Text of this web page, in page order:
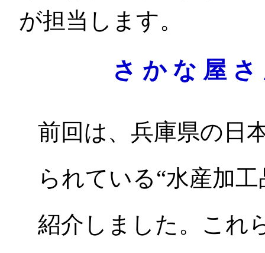
が担当します。
さ か な 屋
前回は、兵庫県の日
られている“水産加
紹介しました。これ